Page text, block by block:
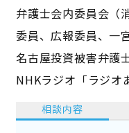
弁護士会内委員会（
委員、広報委員、一
名古屋投資被害弁護
NHKラジオ「ラジオ
相談内容